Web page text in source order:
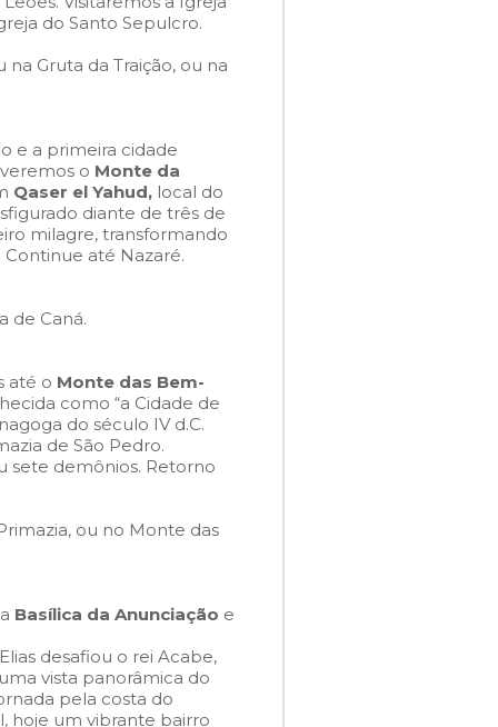
do Santo Sepulcro.
Gruta da Traição, ou na
e a primeira cidade
o Monte da
Qaser el Yahud, local do
diante de três de
milagre, transformando
até Nazaré.
de Caná.
até o Monte das Bem-
como “a Cidade de
do século IV d.C.
de São Pedro.
sete demônios. Retorno
ou no Monte das
Basílica da Anunciação e
desafiou o rei Acabe,
vista panorâmica do
pela costa do
hoje um vibrante bairro